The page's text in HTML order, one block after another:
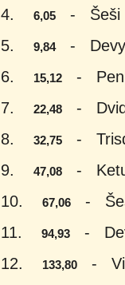
4.
6,05
- Šeši
5.
9,84-
6.
15,12
-
7.
22,48
-
8.
32,75
-
9.
47,08
-
10.
67,06
-
11.
94,93
-
12.
133,80
-